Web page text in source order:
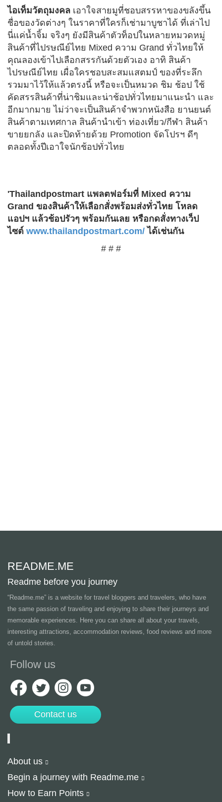
ไอเท็มวัตถุมงคล เอาใจสายมูที่ชอบสรรหาของขลังขึ้น
ชื่อของวัดต่างๆ ในราคาที่ใครก็เช่ามาบูชาได้ ที่เล่าไป
นี่แค่น้ำจิ้ม จริงๆ ยังมีสินค้าตัวท็อปในหลายหมวดหมู่
สินค้าที่ไปรษณีย์ไทย Mixed ความ Grand ทั่วไทยให้
คุณลองเข้าไปเลือกสรรกันด้วยตัวเอง อาทิ สินค้า
ไปรษณีย์ไทย เผื่อใครชอบสะสมแสตมป์ ของที่ระลึก
รวมมาไว้ให้แล้วตรงนี้ หรือจะเป็นหมวด ชิม ช้อป ใช้
คัดสรรสินค้าที่น่าชิมและน่าช้อปทั่วไทยมาแนะนำ และ
อีกมากมาย ไม่ว่าจะเป็นสินค้าจำพวกหนังสือ ยานยนต์
สินค้าตามเทศกาล สินค้านำเข้า ท่องเที่ยว/กีฬา สินค้า
ขายยกลัง และปิดท้ายด้วย Promotion จัดโปรฯ ดีๆ
ตลอดทั้งปีเอาใจนักช้อปทั่วไทย
'Thailandpostmart แพลตฟอร์มที่ Mixed ความ
Grand ของสินค้าให้เลือกสั่งพร้อมส่งทั่วไทย โหลด
แอปฯ แล้วช้อปรัวๆ พร้อมกันเลย หรือกดสั่งทางเว็ป
ไซต์ www.thailandpostmart.com/ ได้เช่นกัน
# # #
README.ME
Readme before you journey
“Readme.me” is a website for travel bloggers and travelers, who have
the same passion of traveling and enjoying to share their journeys and
memorable experiences. Here you can share all about your travels,
interesting attractions, accommodation reviews, food reviews and more
of untold stories.
Follow us
Contact us
About us
Begin a journey with Readme.me
How to Earn Points